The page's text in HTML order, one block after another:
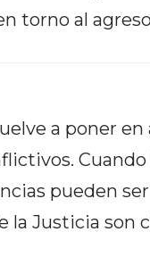
torno al
a poner
pueden
la Justicia son